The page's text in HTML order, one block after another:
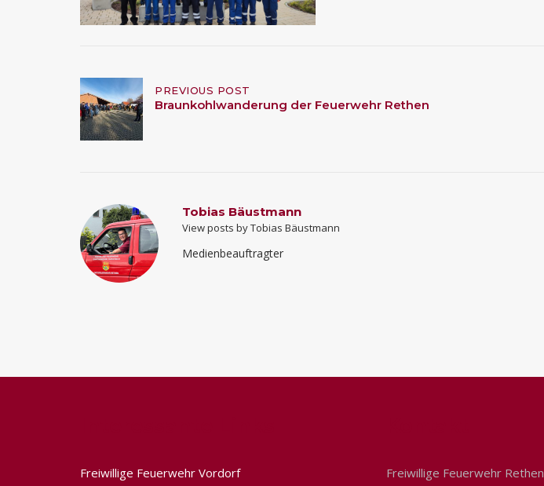
Post
navigation
PREVIOUS POST
Braunkohlwanderung der Feuerwehr Rethen
Tobias Bäustmann
View posts by Tobias Bäustmann
Medienbeauftragter
Freiwillige Feuerwehr Vordorf
Freiwillige Feuerwehr Rethen